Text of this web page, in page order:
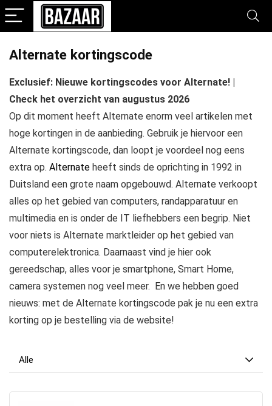
Alternate kortingscode
Exclusief: Nieuwe kortingscodes voor Alternate! |
Check het overzicht van augustus 2026
Op dit moment heeft Alternate enorm veel artikelen met
hoge kortingen in de aanbieding. Gebruik je hiervoor een
Alternate kortingscode, dan loopt je voordeel nog eens
extra op. Alternate heeft sinds de oprichting in 1992 in
Duitsland een grote naam opgebouwd. Alternate verkoopt
alles op het gebied van computers, randapparatuur en
multimedia en is onder de IT liefhebbers een begrip. Niet
voor niets is Alternate marktleider op het gebied van
computerelektronica. Daarnaast vind je hier ook
gereedschap, alles voor je smartphone, Smart Home,
camera systemen nog veel meer. En we hebben goed
nieuws: met de Alternate kortingscode pak je nu een extra
korting op je bestelling via de website!
Alle